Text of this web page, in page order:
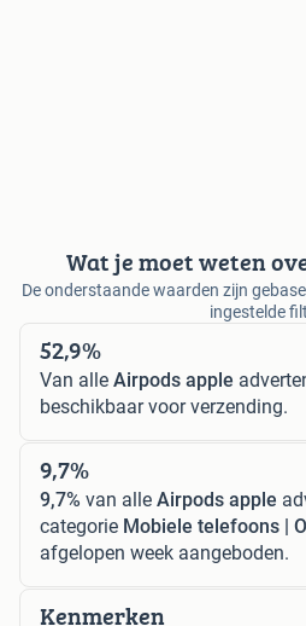
Wat je moet weten
De onderstaande waarden zijn
ingestelde
52,9%
Van alle Airpods apple
beschikbaar voor verzending.
9,7%
9,7% van alle Airpods apple
categorie Mobiele telefoons |
afgelopen week aangeboden.
Kenmerken